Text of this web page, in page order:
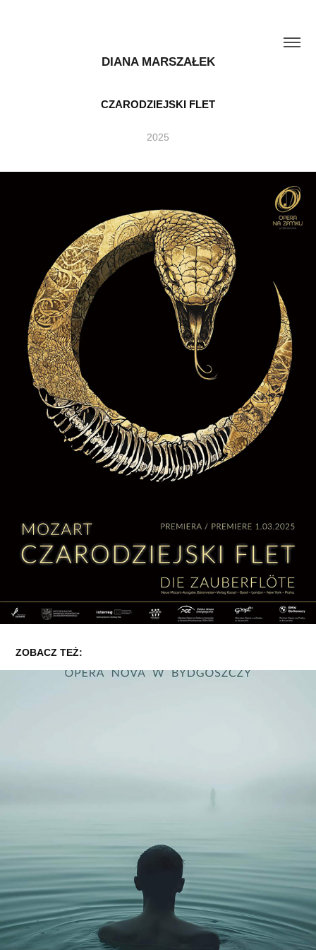
DIANA MARSZAŁEK
CZARODZIEJSKI FLET
2025
ZOBACZ TEŻ:
ORFEUSZ I EURYDYKA